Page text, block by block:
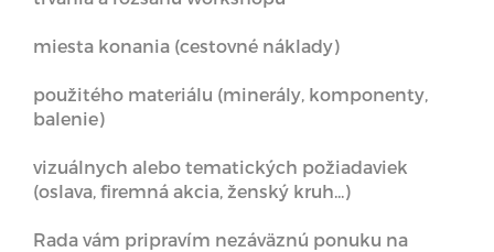
miesta konania (cestovné náklady)
použitého materiálu (minerály, komponenty,
balenie)
vizuálnych alebo tematických požiadaviek
(oslava, firemná akcia, ženský kruh...)
Rada vám pripravím nezáväznú ponuku na